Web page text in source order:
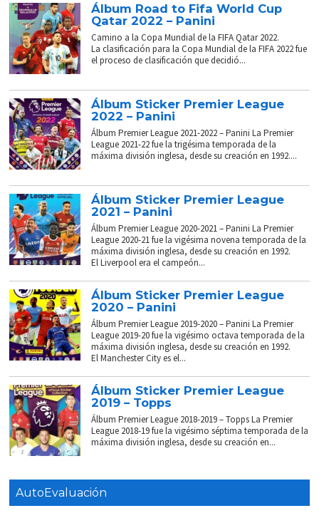
Álbum Road to Fifa World Cup
Qatar 2022 – Panini
Camino a la Copa Mundial de la FIFA Qatar 2022.
La clasificación para la Copa Mundial de la FIFA 2022 fue
el proceso de clasificación que decidió...
Álbum Sticker Premier League
2022 – Panini
Álbum Premier League 2021-2022 – Panini La Premier
League 2021-22 fue la trigésima temporada de la
máxima división inglesa, desde su creación en 1992....
Álbum Sticker Premier League
2021 – Panini
Álbum Premier League 2020-2021 – Panini La Premier
League 2020-21 fue la vigésima novena temporada de la
máxima división inglesa, desde su creación en 1992.
El Liverpool era el campeón...
Álbum Sticker Premier League
2020 – Panini
Álbum Premier League 2019-2020 – Panini La Premier
League 2019-20 fue la vigésimo octava temporada de la
máxima división inglesa, desde su creación en 1992.
El Manchester City es el...
Álbum Sticker Premier League
2019 – Topps
Álbum Premier League 2018-2019 – Topps La Premier
League 2018-19 fue la vigésimo séptima temporada de la
máxima división inglesa, desde su creación en...
AutoEvaluación